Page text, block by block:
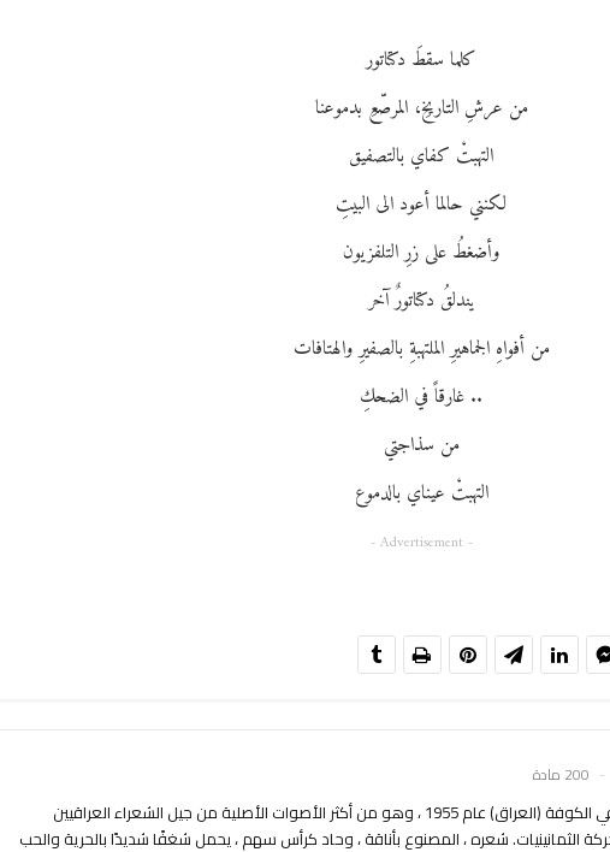
كلما سقطَ دكتاتور
من عرشِ التاريخِ، المرصّعِ بدموعنا
التهبتْ كفاي بالتصفيق
لكنني حالما أعود الى البيتِ
وأضغطُ على زرِ التلفزيون
يندلقُ دكتاتورٌ آخر
من أفواهِ الجماهيرِ الملتهبةِ بالصفيرِ والهتافات
.. غارقاً في الضحكِ
من سذاجتي
التهبتْ عيناي بالدموع
- Advertisement -
200 مادة
ولد عدنان الصايغ في الكوفة (العراق) عام 1955 ، وهو من أكثر الأصوات الأصلية من جيل الشعراء العراقيين
الثمانينيات. شعره ، المصنوع بأناقة ، وحاد كرأس سهم ، يحمل شغفًا شديدًا بالحرية والحب